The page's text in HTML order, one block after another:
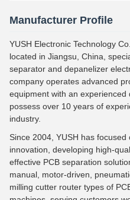
Manufacturer Profile
YUSH Electronic Technology
located in Jiangsu, China,
separator and depanelizer
company operates advanced
equipment with an
possess over 10 years of
industry.
Since 2004, YUSH has
innovation, developing high-
effective PCB separation
manual, motor-driven,
milling cutter router types of